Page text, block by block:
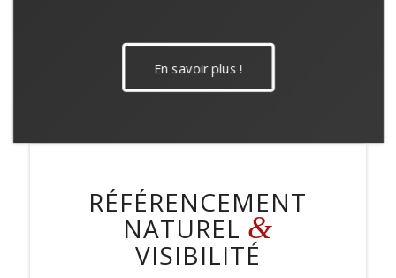
En savoir plus !
RÉFÉRENCEMENT
NATUREL &
VISIBILITÉ